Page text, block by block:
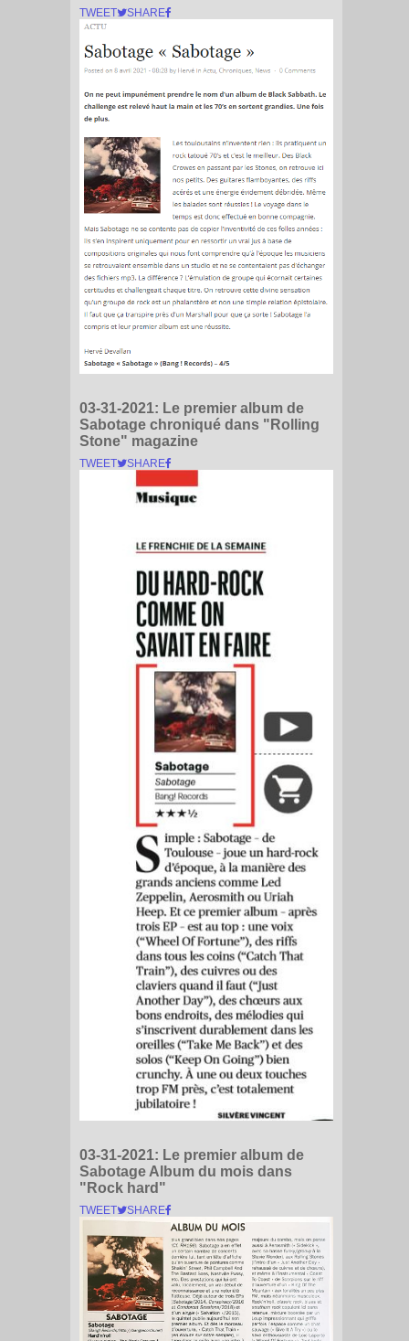
TWEET SHARE
03-31-2021: Le premier album de
Sabotage chroniqué dans "Rolling
Stone" magazine
TWEET SHARE
03-31-2021: Le premier album de
Sabotage Album du mois dans
"Rock hard"
TWEET SHARE